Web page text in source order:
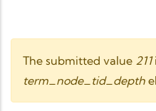
Mensaje de
The submitted value 211
term_node_tid_depth